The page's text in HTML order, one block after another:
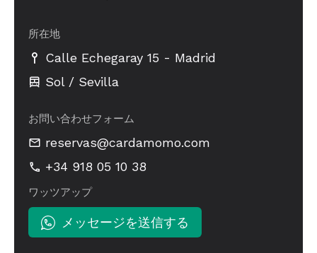
所在地
Calle Echegaray 15 - Madrid
Sol / Sevilla
お問い合わせフォーム
reservas@cardamomo.com
+34 918 05 10 38
ワッツアップ
メッセージを送信する